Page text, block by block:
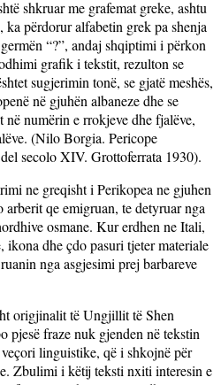
shkruar me grafemat greke, ashtu
përdorur alfabetin grek pa shenja
“?”, andaj shqiptimi i përkon
grafik i tekstit, rezulton se
sugjerimin tonë, se gjatë meshës,
në gjuhën albaneze dhe se
numërin e rrokjeve dhe fjalëve,
(Nilo Borgia. Pericope
secolo XIV. Grottoferrata 1930).
ne greqisht i Perikopea ne gjuhen
qe emigruan, te detyruar nga
osmane. Kur erdhen ne Itali,
ikona dhe çdo pasuri tjeter materiale
nga asgjesimi prej barbareve
origjinalit të Ungjillit të Shen
pjesë fraze nuk gjenden në tekstin
linguistike, që i shkojnë për
Zbulimi i këtij teksti nxiti interesin e